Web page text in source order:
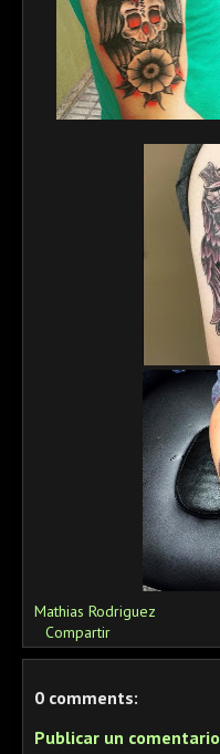
Mathias Rodriguez
Compartir
0 comments:
Publicar un comentario